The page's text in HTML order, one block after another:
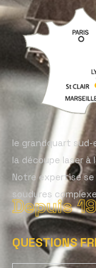
le grandquart
la découpe laser
Notre expertise
soudures
Depuis
QUESTIONS